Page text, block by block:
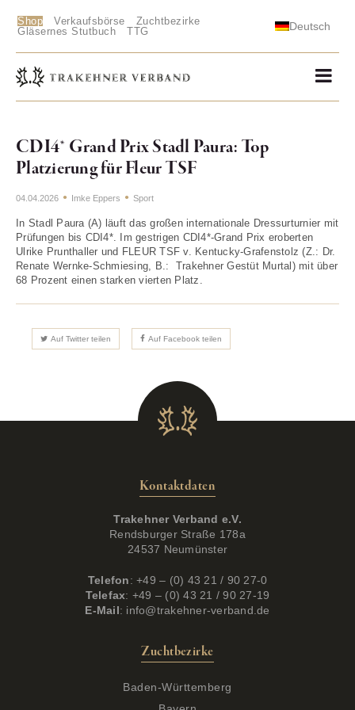
Shop Verkaufsbörse
Zuchtbezirke
Gläsernes Stutbuch
TTG Deutsch
CDI4* Grand Prix Stadl Paura: Top
Platzierung für Fleur TSF
04.04.2026 Imke Eppers Sport
In Stadl Paura (A) läuft das großen internationale Dressurturnier mit
Prüfungen bis CDI4*. Im gestrigen CDI4*-Grand Prix eroberten
Ulrike Prunthaller und FLEUR TSF v. Kentucky-Grafenstolz (Z.: Dr.
Renate Wernke-Schmiesing, B.: Trakehner Gestüt Murtal) mit über
68 Prozent einen starken vierten Platz.
Auf Twitter teilen Auf Facebook teilen
Kontaktdaten
Trakehner Verband e.V.
Rendsburger Straße 178a
24537 Neumünster
Telefon: +49 – (0) 43 21 / 90 27-0
Telefax: +49 – (0) 43 21 / 90 27-19
E-Mail: info@trakehner-verband.de
Zuchtbezirke
Baden-Württemberg